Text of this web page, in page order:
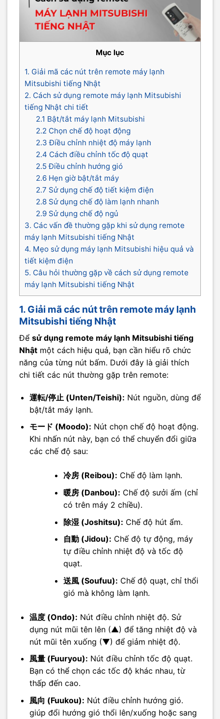
Mục lục
1. Giải mã các nút trên remote máy lạnh
Mitsubishi tiếng Nhật
2. Cách sử dụng remote máy lạnh Mitsubishi
tiếng Nhật chi tiết
2.1 Bật/tắt máy lạnh Mitsubishi
2.2 Chọn chế độ hoạt động
2.3 Điều chỉnh nhiệt độ máy lạnh
2.4 Cách điều chỉnh tốc độ quạt
2.5 Điều chỉnh hướng gió
2.6 Hẹn giờ bật/tắt máy
2.7 Sử dụng chế độ tiết kiệm điện
2.8 Sử dụng chế độ làm lạnh nhanh
2.9 Sử dụng chế độ ngủ
3. Các vấn đề thường gặp khi sử dụng remote
máy lạnh Mitsubishi tiếng Nhật
4. Mẹo sử dụng máy lạnh Mitsubishi hiệu quả và
tiết kiệm điện
5. Câu hỏi thường gặp về cách sử dụng remote
máy lạnh Mitsubishi tiếng Nhật
1. Giải mã các nút trên remote máy lạnh
Mitsubishi tiếng Nhật
Để sử dụng remote máy lạnh Mitsubishi tiếng
Nhật một cách hiệu quả, bạn cần hiểu rõ chức
năng của từng nút bấm. Dưới đây là giải thích
chi tiết các nút thường gặp trên remote:
運転/停止 (Unten/Teishi): Nút nguồn, dùng để
bật/tắt máy lạnh.
モード (Moodo): Nút chọn chế độ hoạt động.
Khi nhấn nút này, bạn có thể chuyển đổi giữa
các chế độ sau:
冷房 (Reibou): Chế độ làm lạnh.
暖房 (Danbou): Chế độ sưởi ấm (chỉ
có trên máy 2 chiều).
除湿 (Joshitsu): Chế độ hút ẩm.
自動 (Jidou): Chế độ tự động, máy
tự điều chỉnh nhiệt độ và tốc độ
quạt.
送風 (Soufuu): Chế độ quạt, chỉ thổi
gió mà không làm lạnh.
温度 (Ondo): Nút điều chỉnh nhiệt độ. Sử
dụng nút mũi tên lên (▲) để tăng nhiệt độ và
nút mũi tên xuống (▼) để giảm nhiệt độ.
風量 (Fuuryou): Nút điều chỉnh tốc độ quạt.
Bạn có thể chọn các tốc độ khác nhau, từ
thấp đến cao.
風向 (Fuukou): Nút điều chỉnh hướng gió.
giúp đổi hướng gió thổi lên/xuống hoặc sang